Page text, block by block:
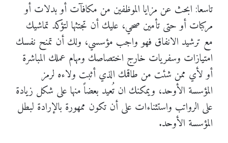
تاسعا: ابحث عن مزايا الموظفين من مكافآت أو بدلات أو
مركبات أو حتى تأمين صحي، عليك أن تجتثها لتؤكد تماشيك
مع ترشيد الانفاق فهو واجب مؤسسي، ولك أن تمنح نفسك
امتيازات وسفريات خارج اختصاصك ومهام عملك المباشرة
أو لأي ممن شئت من طاقمك الذي أثبت ولاءه لرمز
المؤسسة الأوحد، ويمكنك ان تُعيد بعضاً منها على شكل زيادة
على الرواتب واستثناءات على أن تكون ممهورة بالإرادة لبطل
المؤسسة الأوحد.